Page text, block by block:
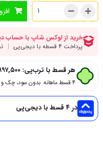
هر قسط با ترب‌پی:
۴ قسط ماهانه. بدون سود، چک و ضامن.
در ۴ قسط با دیجی‌پی